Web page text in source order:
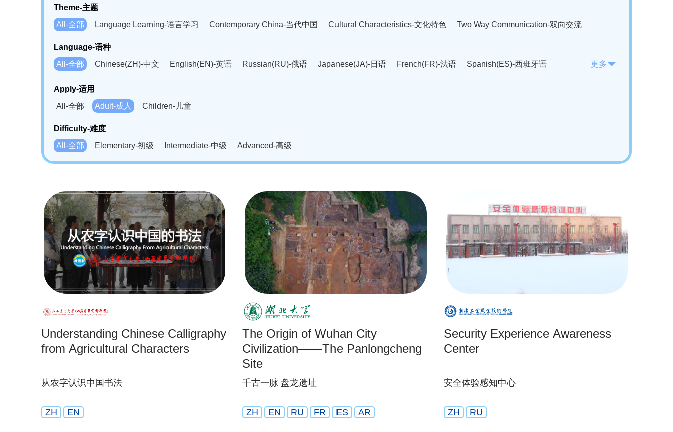
Theme-主题
All-全部
Language Learning-语言学习 Contemporary China-当代中国 Cultural Characteristics-文化特色 Two Way Communication-双向交流
Language-语种
All-全部
Chinese(ZH)-中文 English(EN)-英语 Russian(RU)-俄语 Japanese(JA)-日语 French(FR)-法语
Spanish(ES)-西班牙语
Bahasa Melayu(MS)-马来语
Swahili(SW)-斯瓦西里语
Kampuchea(KH)-柬埔寨语
更多
Apply-适用
All-全部
Adult-成人 Children-儿童
Difficulty-难度
All-全部
Elementary-初级 Intermediate-中级 Advanced-高级
Understanding Chinese Calligraphy
from Agricultural Characters
从农字认识中国书法
ZH EN
The Origin of Wuhan City
Civilization——The Panlongcheng
Site
千古一脉 盘龙遗址
ZH EN RU FR ES AR
Security Experience Awareness
Center
安全体验感知中心
ZH RU